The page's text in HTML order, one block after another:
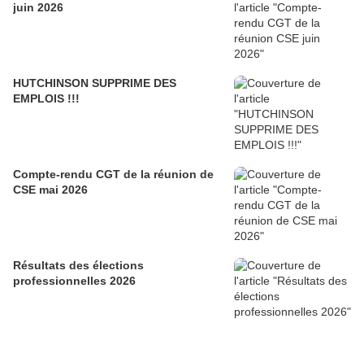
juin 2026
HUTCHINSON SUPPRIME DES
EMPLOIS !!!
Compte-rendu CGT de la réunion de
CSE mai 2026
Résultats des élections
professionnelles 2026